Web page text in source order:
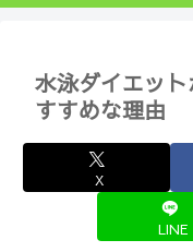
水泳ダイエッ
すすめな理由
X
LINE